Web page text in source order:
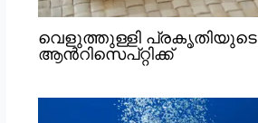
വെളുത്തുള്ളി പ്രകൃതിയുടെ
ആൻറിസെപ്റ്റിക്ക്